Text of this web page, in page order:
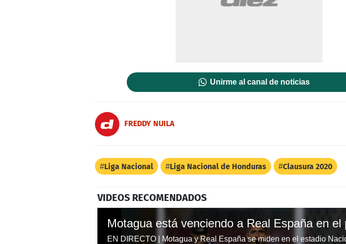
Unirme al canal de noticias
FREDDY NUILA
Liga Nacional Liga Nacional de Honduras Clausura 2020
VIDEOS RECOMENDADOS